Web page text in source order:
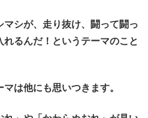
シが、走り抜け、闘って闘っ
るんだ！というテーマのこと
は他にも思いつきます。